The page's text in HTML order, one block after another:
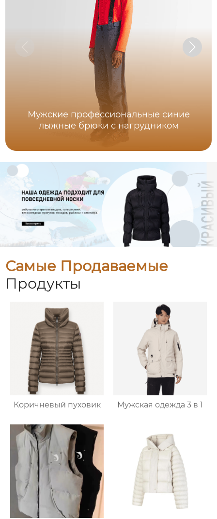
Мужские профессиональные синие
лыжные брюки с нагрудником
Самые Продаваемые
Продукты
Коричневый пуховик Мужская одежда 3 в 1